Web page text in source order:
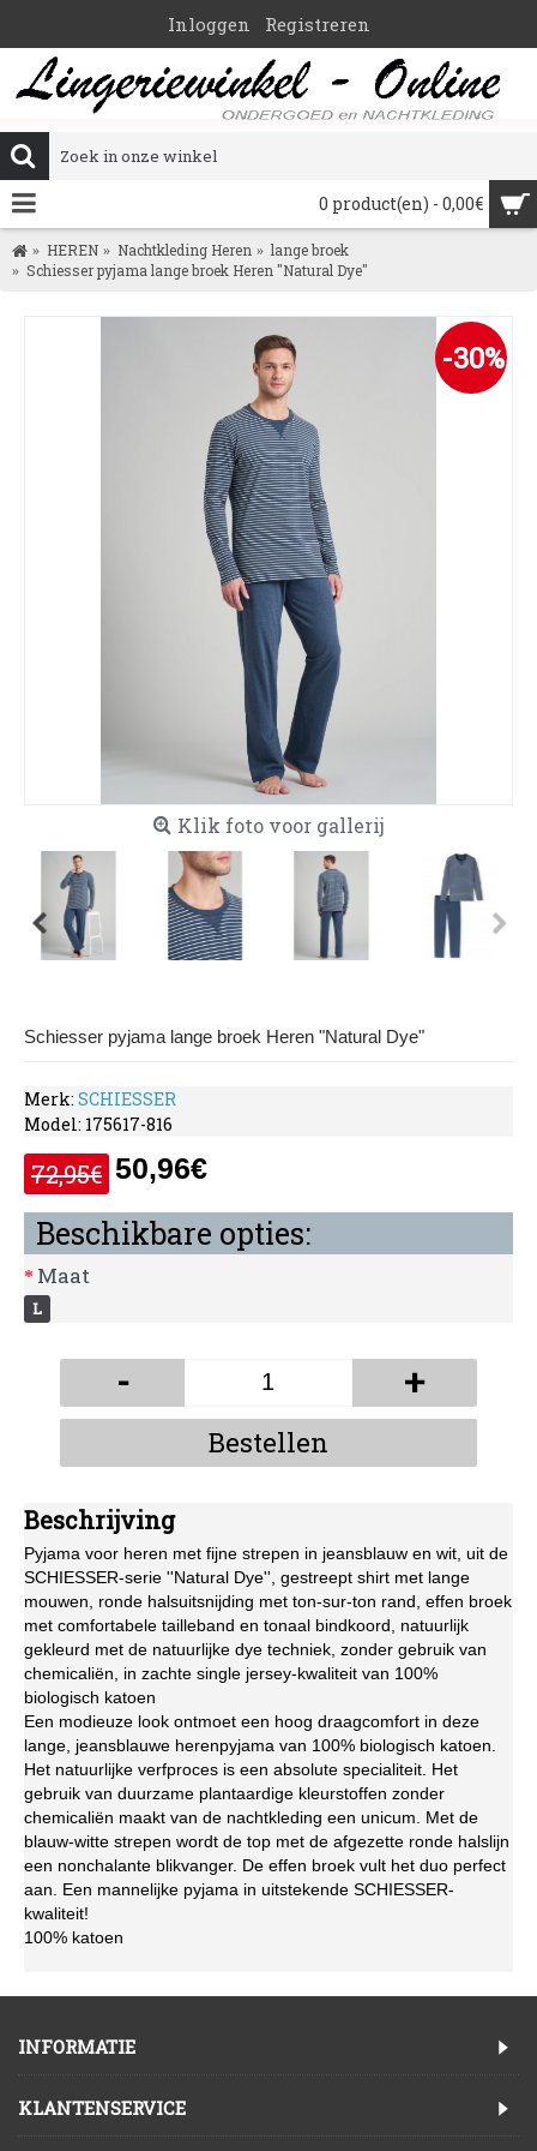
Inloggen Registreren
0 product(en) - 0,00€
HEREN Nachtkleding Heren
lange broek
Schiesser pyjama lange broek Heren "Natural Dye"
-30%
Klik foto voor gallerij
Schiesser pyjama lange broek Heren "Natural Dye"
Merk: SCHIESSER
Model: 175617-816
72,95€ 50,96€
Beschikbare opties:
Maat
L
- +
Bestellen
Beschrijving
Pyjama voor heren met fijne strepen in jeansblauw en wit, uit de
SCHIESSER-serie ''Natural Dye'', gestreept shirt met lange
mouwen, ronde halsuitsnijding met ton-sur-ton rand, effen broek
met comfortabele tailleband en tonaal bindkoord, natuurlijk
gekleurd met de natuurlijke dye techniek, zonder gebruik van
chemicaliën, in zachte single jersey-kwaliteit van 100%
biologisch katoen
Een modieuze look ontmoet een hoog draagcomfort in deze
lange, jeansblauwe herenpyjama van 100% biologisch katoen.
Het natuurlijke verfproces is een absolute specialiteit. Het
gebruik van duurzame plantaardige kleurstoffen zonder
chemicaliën maakt van de nachtkleding een unicum. Met de
blauw-witte strepen wordt de top met de afgezette ronde halslijn
een nonchalante blikvanger. De effen broek vult het duo perfect
aan. Een mannelijke pyjama in uitstekende SCHIESSER-
kwaliteit!
100% katoen
INFORMATIE
KLANTENSERVICE